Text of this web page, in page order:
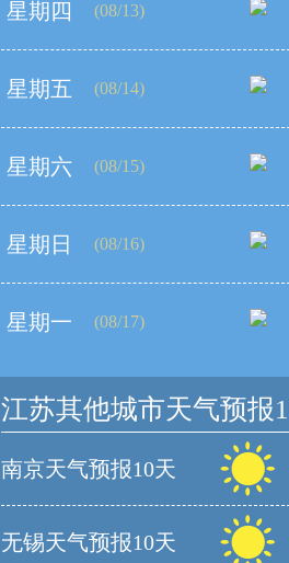
星期四 (08/13)
星期五 (08/14)
星期六 (08/15)
星期日 (08/16)
星期一 (08/17)
江苏其他城市天气预报
南京天气预报10天
无锡天气预报10天